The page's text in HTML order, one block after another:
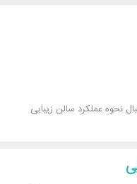
نحوه عملکرد سالن زیبایی